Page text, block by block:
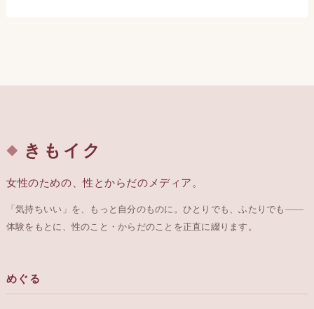
きもイク
女性のための、性とからだのメディア。
「気持ちいい」を、もっと自分のものに。ひとりでも、ふたりでも——
体験をもとに、性のこと・からだのことを正直に綴ります。
めぐる